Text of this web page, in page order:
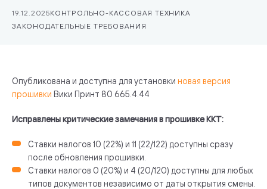
19.12.2025КОНТРОЛЬНО-КАССОВАЯ ТЕХНИКА
ЗАКОНОДАТЕЛЬНЫЕ ТРЕБОВАНИЯ
Опубликована и доступна для установки новая версия
прошивки Вики Принт 80 665.4.44
Исправлены критические замечания в прошивке ККТ:
Ставки налогов 10 (22%) и 11 (22/122) доступны сразу
после обновления прошивки.
Ставки налогов 0 (20%) и 4 (20/120) доступны для любых
типов документов независимо от даты открытия смены.